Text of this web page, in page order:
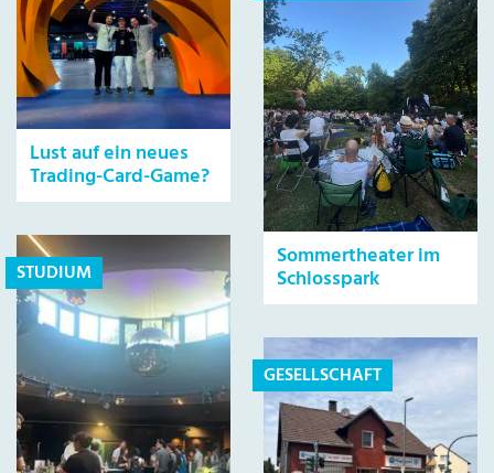
Lust auf ein neues
Trading-Card-Game?
STUDIUM
Sommertheater im
Schlosspark
GESELLSCHAFT